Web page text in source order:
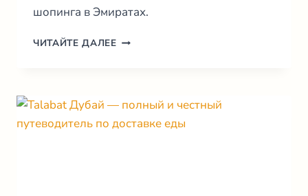
шопинга в Эмиратах.
ЧИТАЙТЕ ДАЛЕЕЮВЕЛИРНЫЕ
ЛУЧШИЕ
МАГАЗИНЫ